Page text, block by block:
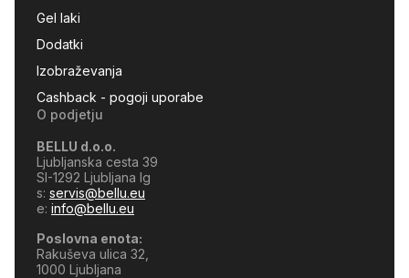
Gel laki
Dodatki
Izobraževanja
Cashback - pogoji uporabe
O podjetju
BELLU d.o.o.
Ljubljanska cesta 39
SI-1292 Ljubljana Ig
s: servis@bellu.eu
e: info@bellu.eu
Poslovna enota:
Rakuševa ulica 32,
1000 Ljubljana